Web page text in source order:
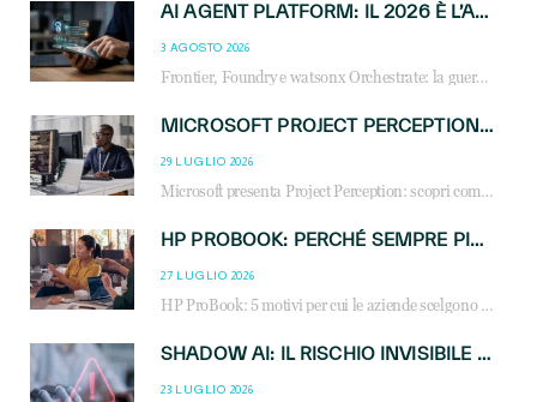
AI AGENT PLATFORM: IL 2026 È L’ANNO DEL «SISTEMA OPERATIVO» PER GLI AGENTI AZIENDALI
3 AGOSTO 2026
Frontier, Foundry e watsonx Orchestrate: la guerra delle piattaforme AI agent ridisegna il mercato IT. Cosa cambia per reseller, MSP e system integrator.
MICROSOFT PROJECT PERCEPTION: COME GLI AGENTI AI CAMBIERANNO SOC, CYBERSECURITY E SERVIZI MSP
29 LUGLIO 2026
Microsoft presenta Project Perception: scopri come gli agenti AI possono trasformare cybersecurity, SOC e servizi gestiti degli MSP.
HP PROBOOK: PERCHÉ SEMPRE PIÙ AZIENDE SCELGONO NOTEBOOK PROGETTATI PER IL LAVORO MODERNO
27 LUGLIO 2026
HP ProBook: 5 motivi per cui le aziende scelgono i notebook business HP per migliorare produttività, sicurezza e gestione dell’AI.
SHADOW AI: IL RISCHIO INVISIBILE CHE LE AZIENDE POSSONO GOVERNARE
23 LUGLIO 2026